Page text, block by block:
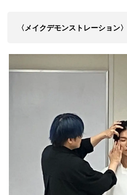
〈メイクデモンストレーション〉